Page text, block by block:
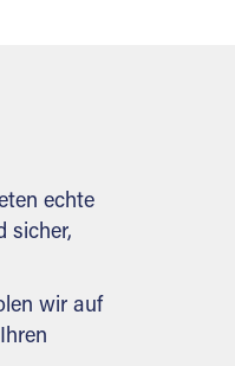
echte
sicher,
wir auf